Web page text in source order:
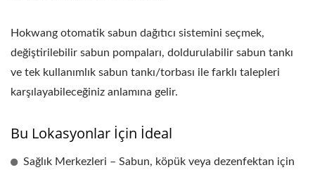
Hokwang otomatik sabun dağıtıcı sistemini seçmek,
değiştirilebilir sabun pompaları, doldurulabilir sabun tankı
ve tek kullanımlık sabun tankı/torbası ile farklı talepleri
karşılayabileceğiniz anlamına gelir.
Bu Lokasyonlar İçin İdeal
Sağlık Merkezleri – Sabun, köpük veya dezenfektan için